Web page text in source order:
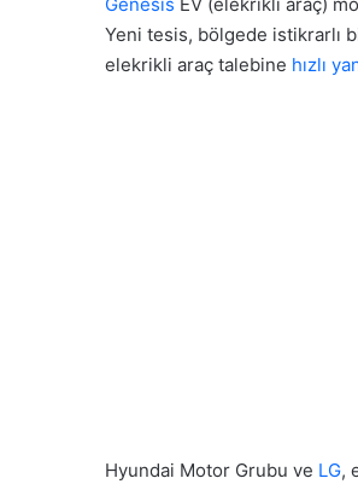
Yeni tesis, bölgede istikrarlı
elekrikli araç talebine hızlı
Hyundai Motor Grubu ve LG,